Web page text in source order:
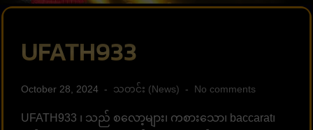
UFATH933
October 28, 2024 သတင်း (News) No comments
UFATH933 ၊ သည် စလော့များ၊ ကစားသော၊ baccarat၊